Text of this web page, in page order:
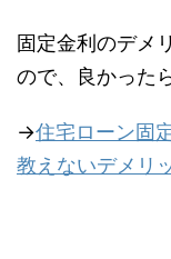
固定金利のデメ
ので、良かった
→住宅ローン固
教えないデメリ